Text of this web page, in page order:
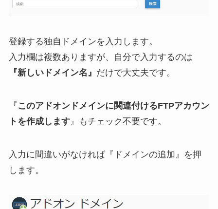
登録する独自ドメインを入力します。
入力欄は複数ありますが、自分で入力するのは
『新しいドメイン名』 だけで大丈夫です。
『 このアドオンドメインに関連付けるFTPアカウン
トを作成します』もチェック不要です。
入力に間違いがなければ『ドメインの追加』を押
します。